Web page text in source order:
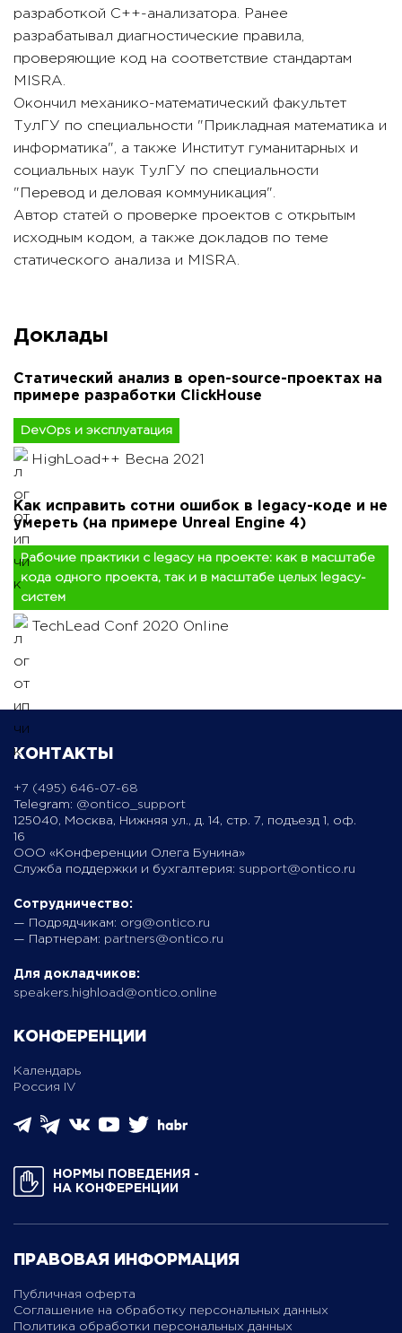
разработкой C++-анализатора. Ранее
разрабатывал диагностические правила,
проверяющие код на соответствие стандартам
MISRA.
Окончил механико-математический факультет
ТулГУ по специальности "Прикладная математика и
информатика", а также Институт гуманитарных и
социальных наук ТулГУ по специальности
"Перевод и деловая коммуникация".
Автор статей о проверке проектов с открытым
исходным кодом, а также докладов по теме
статического анализа и MISRA.
Доклады
Статический анализ в open-source-проектах на
примере разработки ClickHouse
DevOps и эксплуатация
HighLoad++ Весна 2021
Как исправить сотни ошибок в legacy-коде и не
умереть (на примере Unreal Engine 4)
Рабочие практики с legacy на проекте: как в масштабе
кода одного проекта, так и в масштабе целых legacy-
систем
TechLead Conf 2020 Online
КОНТАКТЫ
+7 (495) 646-07-68
Telegram: @ontico_support
125040, Москва, Нижняя ул., д. 14, стр. 7, подъезд 1, оф.
16
ООО «Конференции Олега Бунина»
Служба поддержки и бухгалтерия: support@ontico.ru
Сотрудничество:
— Подрядчикам: org@ontico.ru
— Партнерам: partners@ontico.ru
Для докладчиков:
speakers.highload@ontico.online
КОНФЕРЕНЦИИ
Календарь
Россия IV
НОРМЫ ПОВЕДЕНИЯ ­
НА КОНФЕРЕНЦИИ
ПРАВОВАЯ ИНФОРМАЦИЯ
Публичная оферта
Соглашение на обработку персональных данных
Политика обработки персональных данных